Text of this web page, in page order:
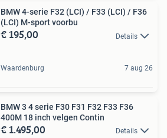
BMW 4-serie F32 (LCI) / F33 (LCI) / F36
(LCI) M-sport voorbu
€ 195,00 Details
Waardenburg 7 aug 26
BMW 3 4 serie F30 F31 F32 F33 F36
400M 18 inch velgen Contin
€ 1.495,00 Details